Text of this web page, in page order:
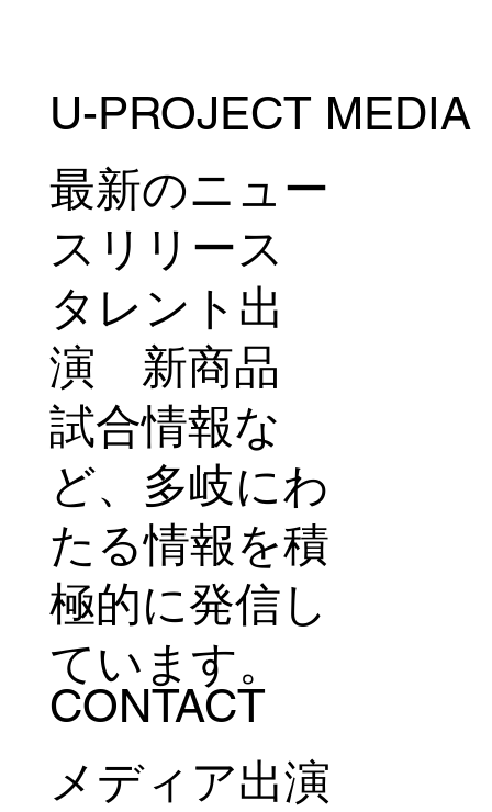
浜崎朱加11月23日(日)DEEP JEWELS 51
ル
U-PROJECT MEDIA
最新のニュー
スリリース
タレント出
演 新商品
試合情報な
ど、多岐にわ
たる情報を積
極的に発信し
ています。
CONTACT
メディア出演